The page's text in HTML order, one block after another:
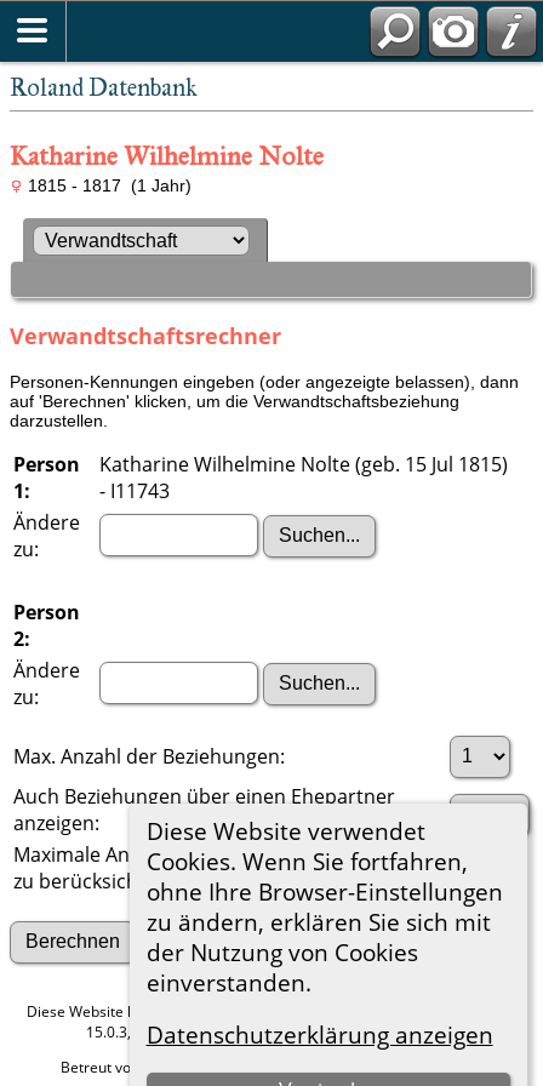
Roland Datenbank
Diese Website verwendet
Cookies. Wenn Sie fortfahren,
ohne Ihre Browser-Einstellungen
zu ändern, erklären Sie sich mit
der Nutzung von Cookies
einverstanden.
Datenschutzerklärung anzeigen
Katharine Wilhelmine Nolte
1815 - 1817 (1 Jahr)
Verwandtschaftsrechner
Personen-Kennungen eingeben (oder angezeigte belassen), dann
auf 'Berechnen' klicken, um die Verwandtschaftsbeziehung
darzustellen.
Person
1:
Katharine Wilhelmine Nolte (geb. 15 Jul 1815)
- I11743
Ändere
zu:
Person
2:
Ändere
zu:
Max. Anzahl der Beziehungen:
Auch Beziehungen über einen Ehepartner
anzeigen:
Maximale Anzahl der
zu berücksichtigenden Generationen:
Suche nach anderen Verbindungen
Diese Website läuft mit
15.0.3, programmiert von Darrin Lythgoe © 2001-2026.
Betreut von